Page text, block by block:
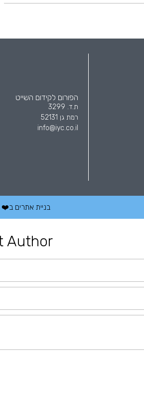
הפורום לקידום השייט
ת.ד. 3299
רמת גן 52131
info@iyc.co.il
בניית אתרים ב❤️
Author